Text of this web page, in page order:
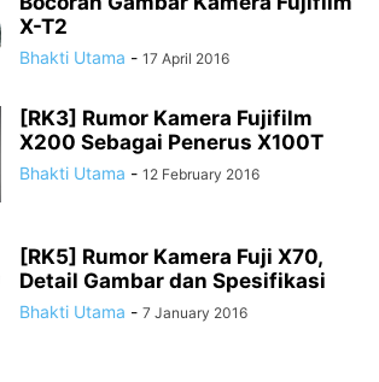
X-T2
Bhakti Utama - 17 April 2016
[RK3] Rumor Kamera Fujifilm
X200 Sebagai Penerus X100T
Bhakti Utama - 12 February 2016
[RK5] Rumor Kamera Fuji X70,
Detail Gambar dan Spesifikasi
Bhakti Utama - 7 January 2016